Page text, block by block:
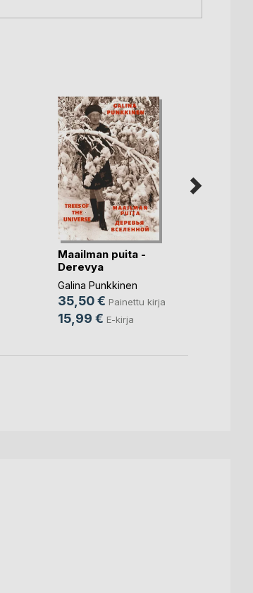
Maailman puita -
Derevya
vselenno(...)
Galina Punkkinen
35,50 € Painettu kirja
15,99 € E-kirja